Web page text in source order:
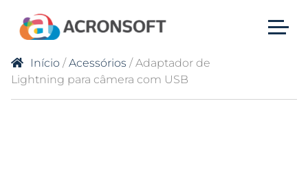
Início /Acessórios / Adaptador de
Lightning para câmera com USB